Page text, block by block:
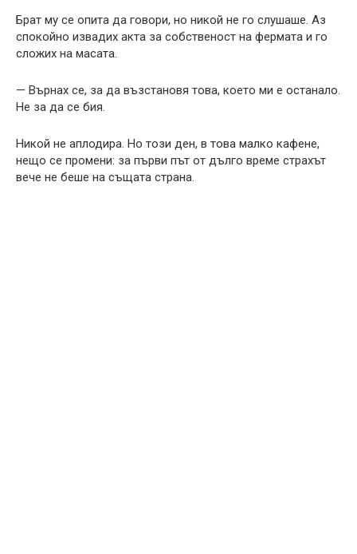
Брат му се опита да говори, но никой не го слушаше. Аз
спокойно извадих акта за собственост на фермата и го
сложих на масата.
— Върнах се, за да възстановя това, което ми е останало.
Не за да се бия.
Никой не аплодира. Но този ден, в това малко кафене,
нещо се промени: за първи път от дълго време страхът
вече не беше на същата страна.